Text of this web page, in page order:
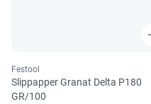
Festool
Slippapper Granat Delta P180
GR/100